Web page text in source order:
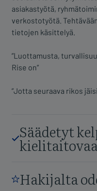
asiakastyötä,
verkostotyötä.
tietojen käsittelyä.
”Luottamusta,
Rise on”
”Jotta seuraava rikos